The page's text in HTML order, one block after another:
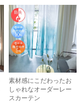
素材感にこだわったお
しゃれなオーダーレー
スカーテン